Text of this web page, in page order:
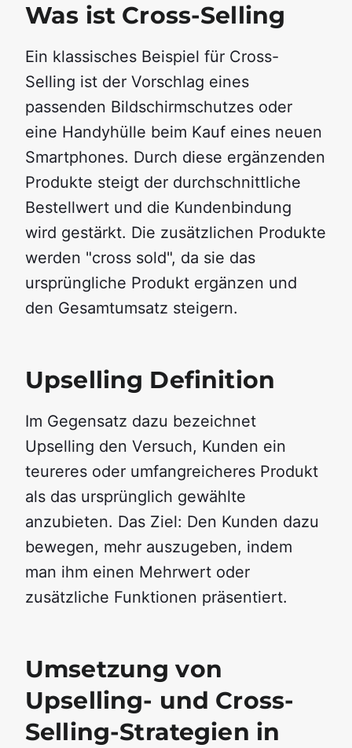
Was ist Cross-Selling
Ein klassisches Beispiel für Cross-
Selling ist der Vorschlag eines
passenden Bildschirmschutzes oder
eine Handyhülle beim Kauf eines neuen
Smartphones. Durch diese ergänzenden
Produkte steigt der durchschnittliche
Bestellwert und die Kundenbindung
wird gestärkt. Die zusätzlichen Produkte
werden "cross sold", da sie das
ursprüngliche Produkt ergänzen und
den Gesamtumsatz steigern.
Upselling Definition
Im Gegensatz dazu bezeichnet
Upselling den Versuch, Kunden ein
teureres oder umfangreicheres Produkt
als das ursprünglich gewählte
anzubieten. Das Ziel: Den Kunden dazu
bewegen, mehr auszugeben, indem
man ihm einen Mehrwert oder
zusätzliche Funktionen präsentiert.
Umsetzung von
Upselling- und Cross-
Selling-Strategien in